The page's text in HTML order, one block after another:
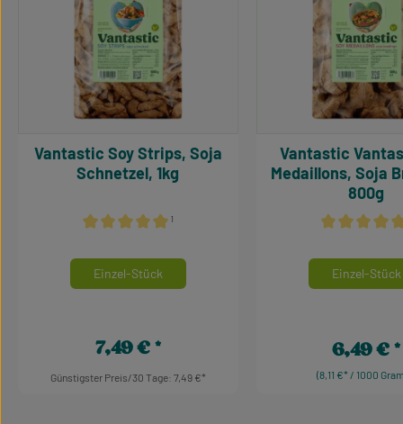
¹
Vantastic Soy Strips, Soja
Schnetzel, 1kg
Mengeneinheiten
Einzel-Stück
Regulärer Preis:
7,49 €
Günstigster Preis/30 Tage: 7,49 €
Vantastic Vantastic Soy
Medaillons, Soja
800g
Einzel-Stück
(8,11 €* / 1000
Regulärer
6,49 €